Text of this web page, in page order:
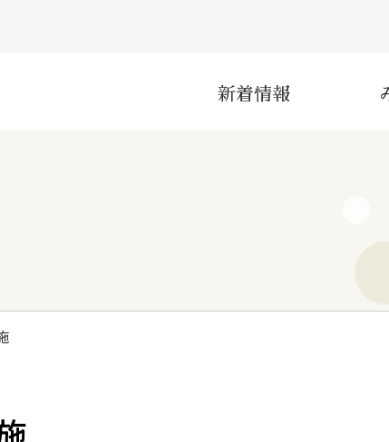
新着情報